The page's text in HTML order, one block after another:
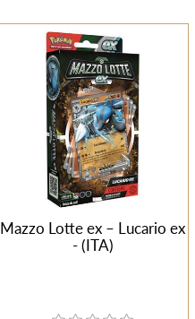
Mazzo Lotte ex – Lucario ex
- (ITA)